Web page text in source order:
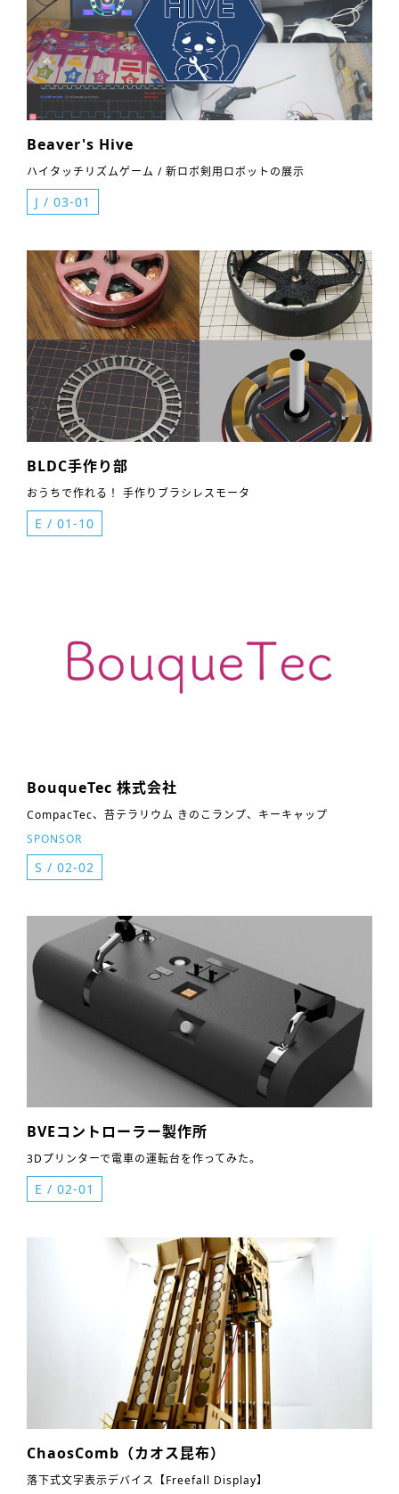
Beaver's Hive
ハイタッチリズムゲーム / 新ロボ剣用ロボットの展示
J / 03-01
BLDC手作り部
おうちで作れる！ 手作りブラシレスモータ
E / 01-10
BouqueTec 株式会社
CompacTec、苔テラリウム きのこランプ、キーキャップ
SPONSOR
S / 02-02
BVEコントローラー製作所
3Dプリンターで電車の運転台を作ってみた。
E / 02-01
ChaosComb（カオス昆布）
落下式文字表示デバイス【Freefall Display】